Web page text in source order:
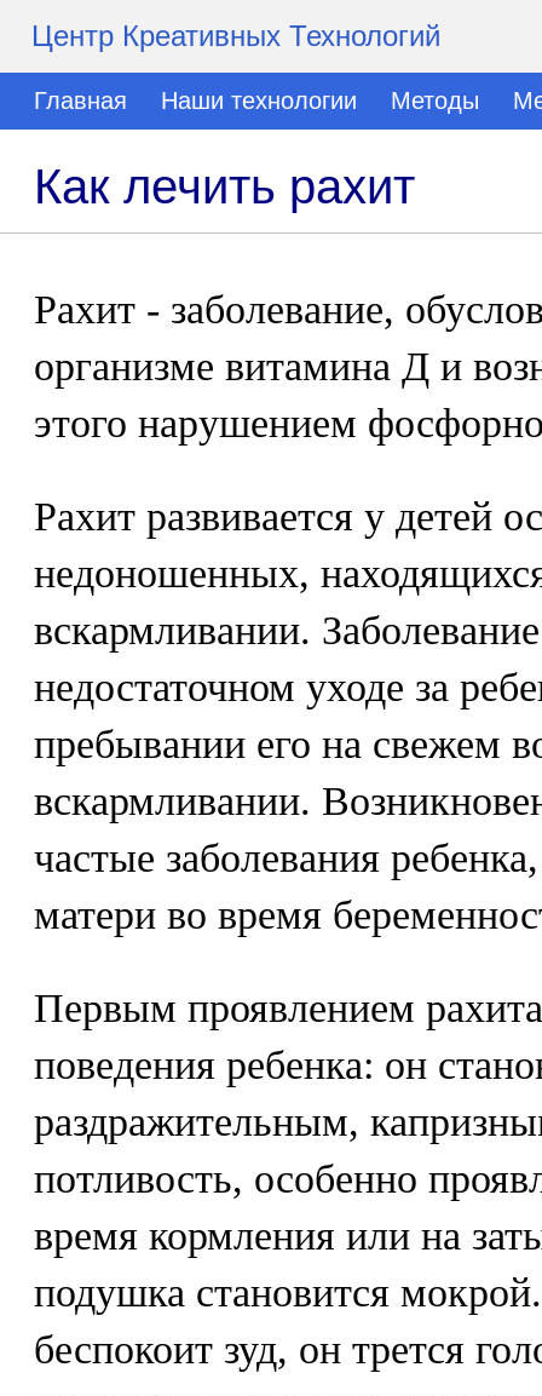
Центр Креативных Технологий
Главная Наши технологии Методы
Как лечить рахит
Рахит - заболевание,
организме витамина Д и
этого нарушением
Рахит развивается у детей
недоношенных,
вскармливании.
недостаточном уходе за
пребывании его на свежем
вскармливании.
частые заболевания
матери во время
Первым проявлением
поведения ребенка: он
раздражительным,
потливость, особенно
время кормления или на
подушка становится
беспокоит зуд, он трется